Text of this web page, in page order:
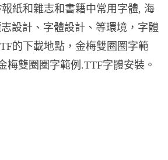
紙和雜志和書籍中常用字體, 海
設計、字體設計、等環境，字體
的下載地點，金梅雙圈圈字範
梅雙圈圈字範例.TTF字體安裝。